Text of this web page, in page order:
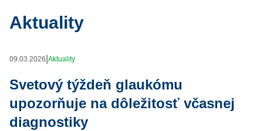
Aktuality
09.03.2026 Aktuality
Svetový týždeň glaukómu
upozorňuje na dôležitosť včasnej
diagnostiky